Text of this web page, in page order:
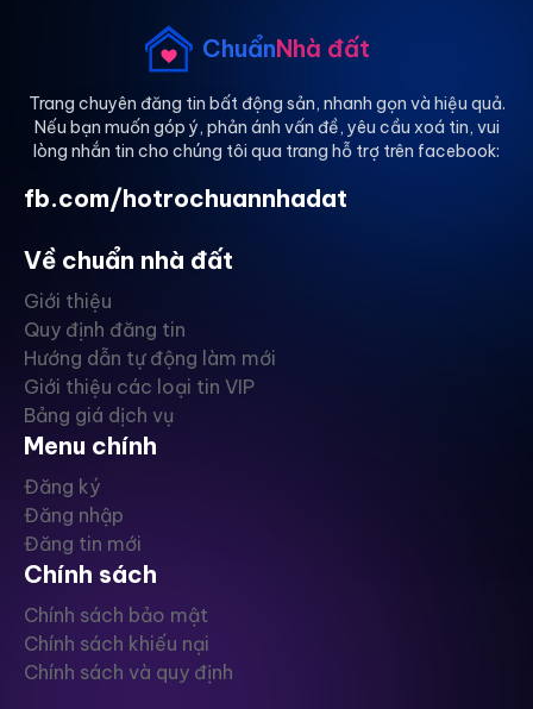
ChuẩnNhà đất
Trang chuyên đăng tin bất động sản, nhanh gọn và hiệu quả.
Nếu bạn muốn góp ý, phản ánh vấn đề, yêu cầu xoá tin, vui
lòng nhắn tin cho chúng tôi qua trang hỗ trợ trên facebook:
fb.com/hotrochuannhadat
Về chuẩn nhà đất
Giới thiệu
Quy định đăng tin
Hướng dẫn tự động làm mới
Giới thiệu các loại tin VIP
Bảng giá dịch vụ
Menu chính
Đăng ký
Đăng nhập
Đăng tin mới
Chính sách
Chính sách bảo mật
Chính sách khiếu nại
Chính sách và quy định